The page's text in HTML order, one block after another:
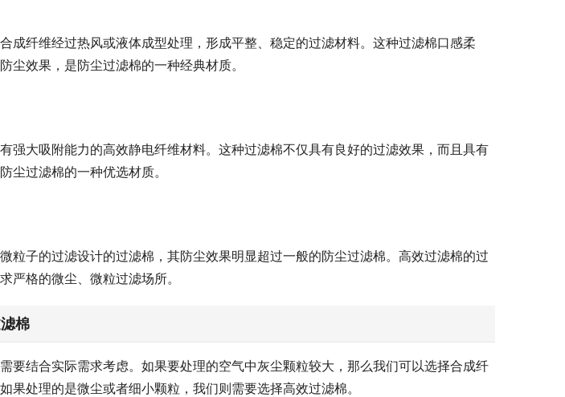
成纤维经过热风或液体成型处理，形成平整、稳定的过滤材料。这种过滤棉口感柔
尘效果，是防尘过滤棉的一种经典材质。
强大吸附能力的高效静电纤维材料。这种过滤棉不仅具有良好的过滤效果，而且具有
尘过滤棉的一种优选材质。
粒子的过滤设计的过滤棉，其防尘效果明显超过一般的防尘过滤棉。高效过滤棉的过
严格的微尘、微粒过滤场所。
棉
要结合实际需求考虑。如果要处理的空气中灰尘颗粒较大，那么我们可以选择合成纤
果处理的是微尘或者细小颗粒，我们则需要选择高效过滤棉。